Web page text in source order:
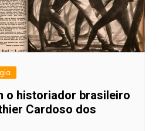
o historiador brasileiro
Cardoso dos